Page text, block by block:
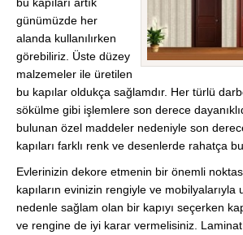
günümüzde her
alanda kullanılırken
görebiliriz. Üste düzey
malzemeler ile üretilen
bu kapılar oldukça sağlamdır. Her türlü
sökülme gibi işlemlere son derece
bulunan özel maddeler nedeniyle son
kapıları farklı renk ve desenlerde rahatça
Evlerinizin dekore etmenin bir önemli
kapıların evinizin rengiyle ve mobilyalarıyla
nedenle sağlam olan bir kapıyı seçerken
ve rengine de iyi karar vermelisiniz.